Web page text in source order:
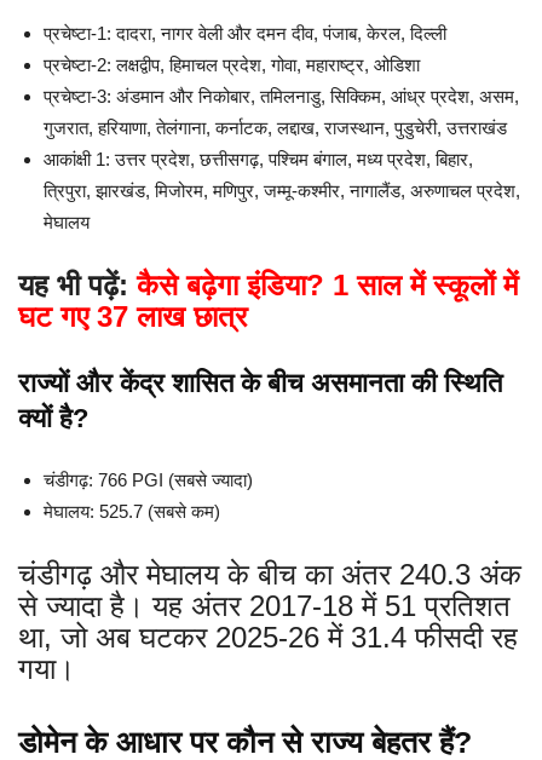
प्रचेष्टा-1: दादरा, नागर वेली और दमन दीव, पंजाब, केरल, दिल्ली
प्रचेष्टा-2: लक्षद्वीप, हिमाचल प्रदेश, गोवा, महाराष्ट्र, ओडिशा
प्रचेष्टा-3: अंडमान और निकोबार, तमिलनाडु, सिक्किम, आंध्र प्रदेश, असम,
गुजरात, हरियाणा, तेलंगाना, कर्नाटक, लद्दाख, राजस्थान, पुडुचेरी, उत्तराखंड
आकांक्षी 1: उत्तर प्रदेश, छत्तीसगढ़, पश्चिम बंगाल, मध्य प्रदेश, बिहार,
त्रिपुरा, झारखंड, मिजोरम, मणिपुर, जम्मू-कश्मीर, नागालैंड, अरुणाचल प्रदेश,
मेघालय
यह भी पढ़ें:कैसे बढ़ेगा इंडिया? 1 साल में स्कूलों में
घट गए 37 लाख छात्र
राज्यों और केंद्र शासित के बीच असमानता की स्थिति
क्यों है?
चंडीगढ़: 766 PGI (सबसे ज्यादा)
मेघालय: 525.7 (सबसे कम)
चंडीगढ़ और मेघालय के बीच का अंतर 240.3 अंक
से ज्यादा है। यह अंतर 2017-18 में 51 प्रतिशत
था, जो अब घटकर 2025-26 में 31.4 फीसदी रह
गया।
डोमेन के आधार पर कौन से राज्य बेहतर हैं?